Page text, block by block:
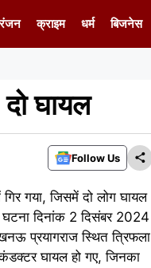
क्राइम धर्म बिजनेस
घायल
Follow Us
गया, जिसमें दो लोग घायल
घटना दिनांक 2 दिसंबर 2024
प्रयागराज स्थित त्रिफला
घायल हो गए, जिनका